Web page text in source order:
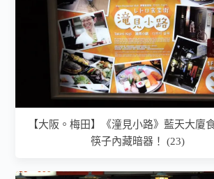
【大阪。梅田】《潼見小路》藍天大廈
筷子內藏暗器！ (23)